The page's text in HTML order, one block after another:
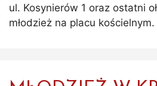
ul. Kosynierów 1 oraz ostatni
młodzież na placu kościelnym.